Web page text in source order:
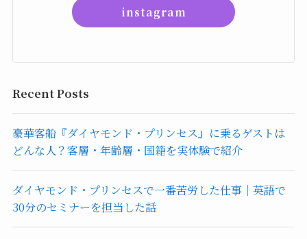
instagram
Recent Posts
豪華客船『ダイヤモンド・プリンセス』に乗るゲストは
どんな人？客層・年齢層・国籍を実体験で紹介
ダイヤモンド・プリンセスで一番苦労した仕事｜英語で
30分のセミナーを担当した話